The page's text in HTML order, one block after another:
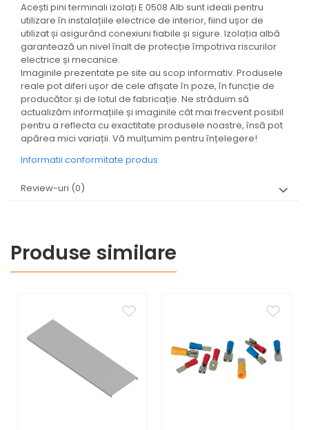
Acești pini terminali izolați E 0508 Alb sunt ideali pentru
utilizare în instalațiile electrice de interior, fiind ușor de
utilizat și asigurând conexiuni fiabile și sigure. Izolația albă
garantează un nivel înalt de protecție împotriva riscurilor
electrice și mecanice.
Imaginile prezentate pe site au scop informativ. Produsele
reale pot diferi ușor de cele afișate în poze, în funcție de
producător și de lotul de fabricație. Ne străduim să
actualizăm informațiile și imaginile cât mai frecvent posibil
pentru a reflecta cu exactitate produsele noastre, însă pot
apărea mici variații. Vă mulțumim pentru înțelegere!
Informatii conformitate produs
Review-uri (0)
Produse similare